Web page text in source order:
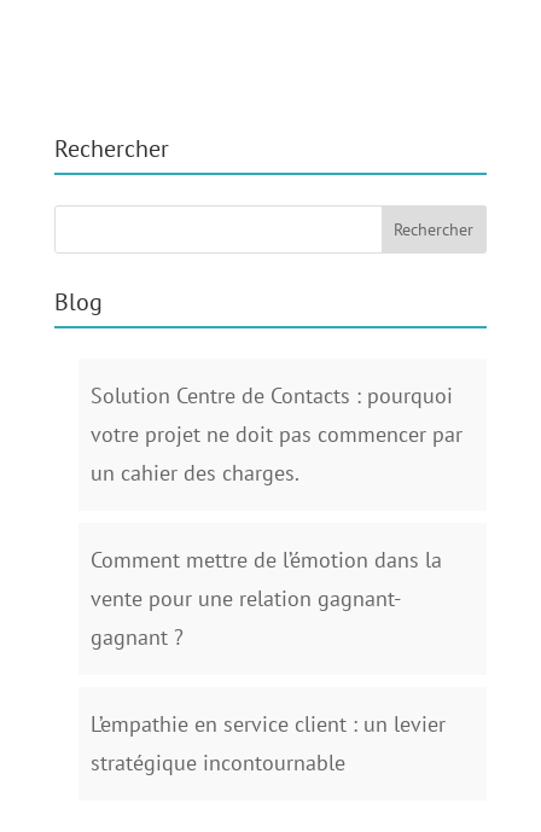
Rechercher
Blog
Solution Centre de Contacts : pourquoi
votre projet ne doit pas commencer par
un cahier des charges.
Comment mettre de l’émotion dans la
vente pour une relation gagnant-
gagnant ?
L’empathie en service client : un levier
stratégique incontournable